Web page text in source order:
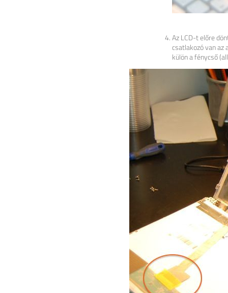
Az LCD-t előre
csatlakozó van az
külön a fénycső